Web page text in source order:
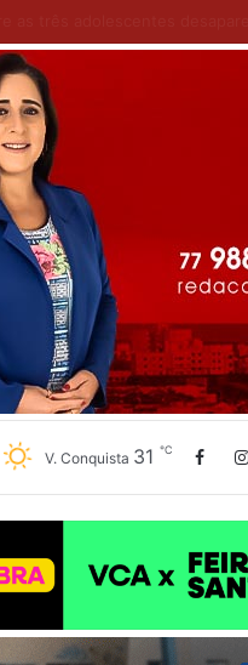
V. Conquista 31 ℃